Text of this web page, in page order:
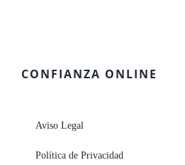
CONFIANZA ONLINE
Aviso Legal
Política de Privacidad